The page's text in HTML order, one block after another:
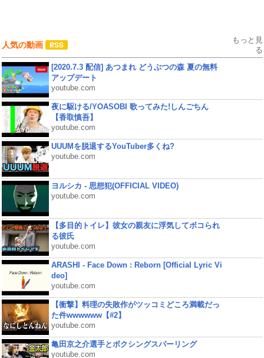
人気の動画
もっと見
る
[2020.7.3 配信] あつまれ どうぶつの森 夏の無料
アップデート
youtube.com
夜に駆ける/YOASOBI 歌ってみた!しんごちん
【香取慎吾】
youtube.com
UUUMを脱退するYouTuber多くね?
youtube.com
ヨルシカ - 思想犯(OFFICIAL VIDEO)
youtube.com
【多目的トイレ】彼女の親友に浮気してボコられ
る彼氏
youtube.com
ARASHI - Face Down : Reborn [Official Lyric Vi
deo]
youtube.com
【衝撃】料理の失敗作がツッコミどころ満載だっ
た件wwwwww【#2】
youtube.com
亀田京之介選手とボクシングスパーリング
youtube.com